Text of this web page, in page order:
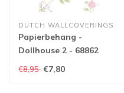
DUTCH WALLCOVERINGS
Papierbehang -
Dollhouse 2 - 68862
€8,95 €7,80